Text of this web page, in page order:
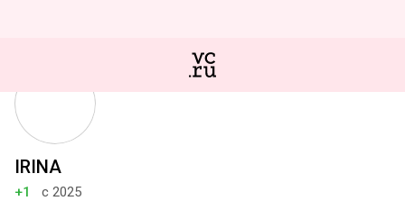
IRINA
+1
с 2025